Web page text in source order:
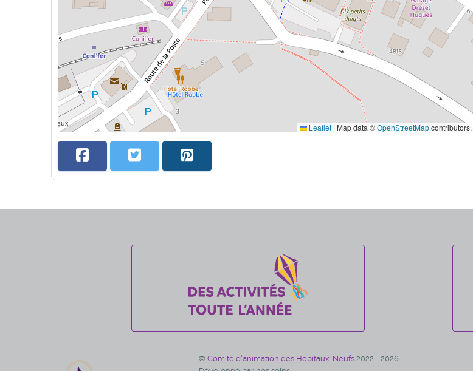
Leaflet | Map data ©OpenStreetMapcontributors,
© Comité d'animation des Hôpitaux-Neufs 2022 - 2026